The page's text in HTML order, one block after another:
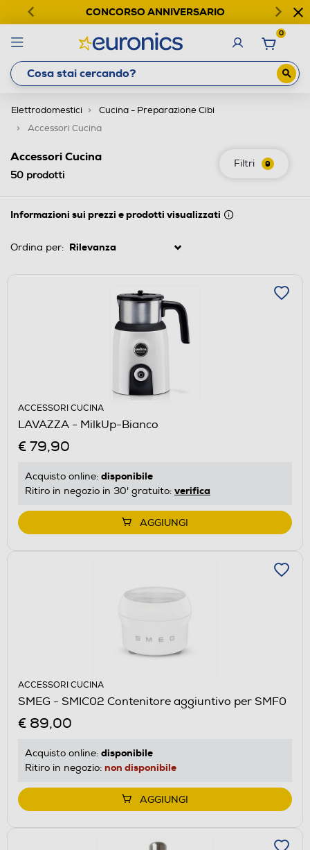
CONCORSO ANNIVERSARIO
0
Elettrodomestici
Cucina - Preparazione Cibi
Accessori Cucina
Filtri 9
Accessori Cucina
50 prodotti
Informazioni sui prezzi e prodotti visualizzati
Ordina per:
ACCESSORI CUCINA
LAVAZZA - MilkUp-Bianco
€ 79,90
Acquisto online: disponibile
Ritiro in negozio in 30' gratuito: verifica
AGGIUNGI
ACCESSORI CUCINA
SMEG - SMIC02 Contenitore aggiuntivo per SMF0
€ 89,00
Acquisto online: disponibile
Ritiro in negozio: non disponibile
AGGIUNGI